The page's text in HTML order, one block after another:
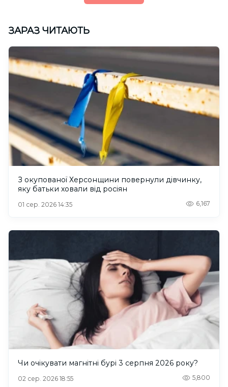
ЗАРАЗ ЧИТАЮТЬ
З окупованої Херсонщини повернули дівчинку,
яку батьки ховали від росіян
01 сер. 2026 14:35 6,167
Чи очікувати магнітні бурі 3 серпня 2026 року?
02 сер. 2026 18:55 5,800